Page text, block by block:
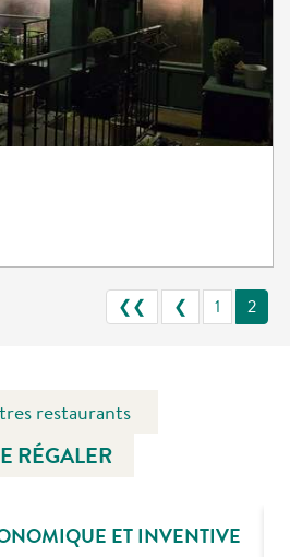
❮❮ ❮ 1 2
restaurants
RÉGALER
ET INVENTIVE